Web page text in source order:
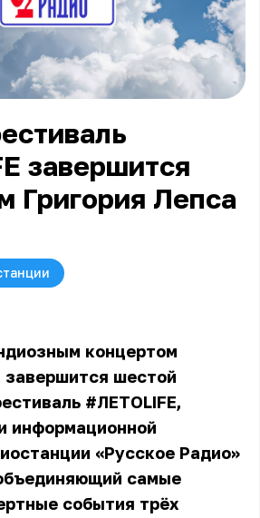
завершится
Григория Лепса
концертом
завершится шестой
#ЛЕТОLIFE,
информационной
«Русское Радио»
самые
события трёх